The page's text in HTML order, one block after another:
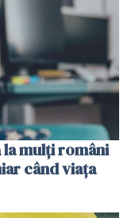
mulți români
când viața